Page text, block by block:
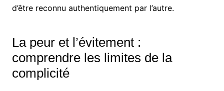
d’être reconnu authentiquement par l’autre.
La peur et l’évitement :
comprendre les limites de la
complicité